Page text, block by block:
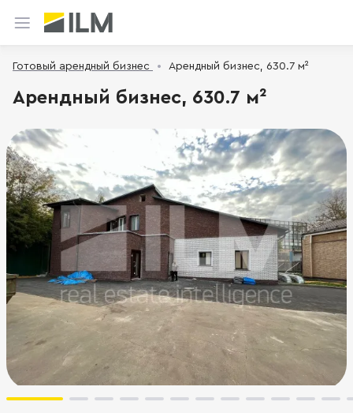
Готовый арендный бизнес Арендный бизнес, 630.7 м²
Арендный бизнес, 630.7 м²